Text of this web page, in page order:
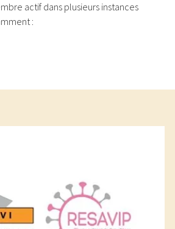
actif dans plusieurs instances
: